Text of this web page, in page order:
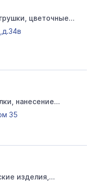
цветочные
цветы
нанесение
ламинирование,
35
изделия,